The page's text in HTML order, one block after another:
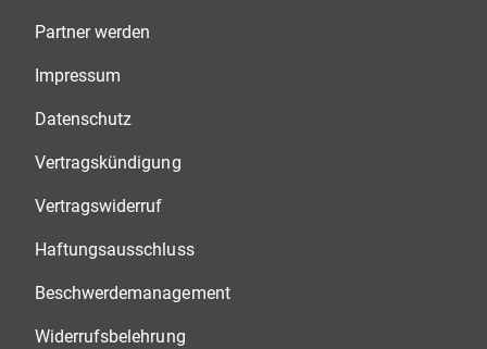
Partner werden
Impressum
Datenschutz
Vertragskündigung
Vertragswiderruf
Haftungsausschluss
Beschwerdemanagement
Widerrufsbelehrung